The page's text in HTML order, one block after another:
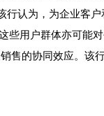
认为，为企业客
些用户群体亦可能
售的协同效应。该